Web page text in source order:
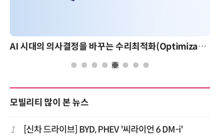
AI 시대의 의사결정을 바꾸는 수리최적화(Optimization): 실제 산업 적용 사례와 활용 전략
모빌리티 많이 본 뉴스
1 [신차 드라이브] BYD, PHEV '씨라이언 6 DM-i'